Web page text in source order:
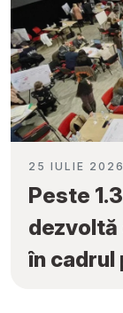
25 IULIE 2026
Peste
în cadrul